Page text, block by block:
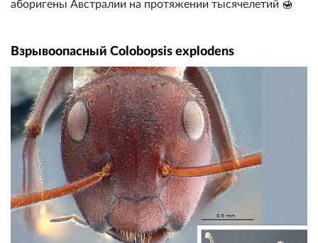
аборигены Австралии на протяжении тысячелетий 🍯
Взрывоопасный Colobopsis explodens